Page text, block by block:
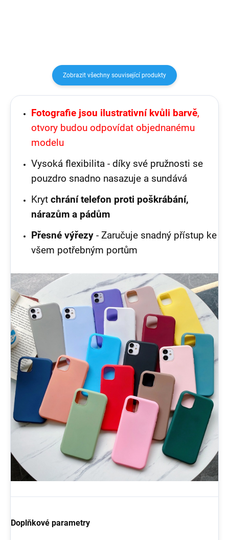
Zobrazit všechny související produkty
Fotografie jsou ilustrativní kvůli barvě,
otvory budou odpovídat objednanému
modelu
Vysoká flexibilita - díky své pružnosti se
pouzdro snadno nasazuje a sundává
Kryt chrání telefon proti poškrábání,
nárazům a pádům
Přesné výřezy - Zaručuje snadný přístup ke
všem potřebným portům
Doplňkové parametry